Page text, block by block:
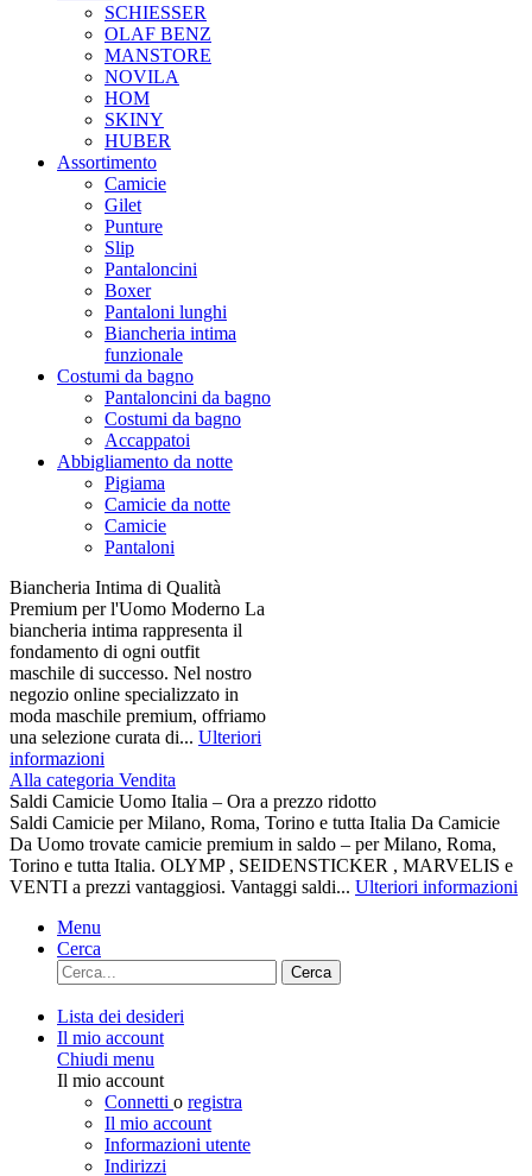
SCHIESSER
OLAF BENZ
MANSTORE
NOVILA
HOM
SKINY
HUBER
Assortimento
Camicie
Gilet
Punture
Slip
Pantaloncini
Boxer
Pantaloni lunghi
Biancheria intima
funzionale
Costumi da bagno
Pantaloncini da bagno
Costumi da bagno
Accappatoi
Abbigliamento da notte
Pigiama
Camicie da notte
Camicie
Pantaloni
Biancheria Intima di Qualità
Premium per l'Uomo Moderno La
biancheria intima rappresenta il
fondamento di ogni outfit
maschile di successo. Nel nostro
negozio online specializzato in
moda maschile premium, offriamo
una selezione curata di... Ulteriori
informazioni
Alla categoria Vendita
Saldi Camicie Uomo Italia – Ora a prezzo ridotto
Saldi Camicie per Milano, Roma, Torino e tutta Italia Da Camicie
Da Uomo trovate camicie premium in saldo – per Milano, Roma,
Torino e tutta Italia. OLYMP , SEIDENSTICKER , MARVELIS e
VENTI a prezzi vantaggiosi. Vantaggi saldi... Ulteriori informazioni
Menu
Cerca
Cerca
Lista dei desideri
Il mio account
Chiudi menu
Il mio account
Connetti o registra
Il mio account
Informazioni utente
Indirizzi